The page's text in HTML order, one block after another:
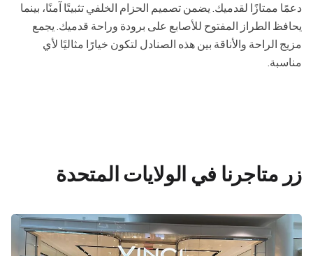
دعمًا ممتازًا لقدميك. يضمن تصميم الحزام الخلفي تثبيتًا آمنًا، بينما
يحافظ الطراز المفتوح للأصابع على برودة وراحة قدميك. يجمع
مزيج الراحة والأناقة بين هذه الصنادل لتكون خيارًا مثاليًا لأي
مناسبة.
زر متاجرنا في الولايات المتحدة